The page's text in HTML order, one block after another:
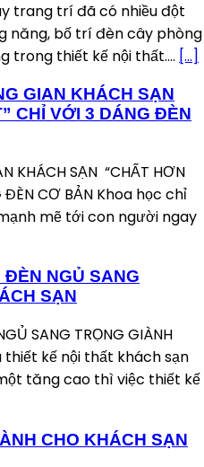
trang trí đã có nhiều đột
năng, bố trí đèn cây phòng
trong thiết kế nội thất.... […]
GIAN KHÁCH SẠN
CHỈ VỚI 3 DÁNG ĐÈN
KHÁCH SẠN “CHẤT HƠN
ĐÈN CƠ BẢN Khoa học chỉ
mẽ tới con người ngay
ĐÈN NGỦ SANG
SẠN
SANG TRỌNG GIÀNH
thiết kế nội thất khách sạn
tăng cao thì việc thiết kế
CHO KHÁCH SẠN